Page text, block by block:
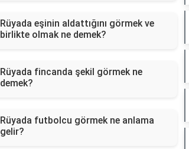
Rüyada eşinin aldattığını görmek ve
birlikte olmak ne demek?
Rüyada fincanda şekil görmek ne
demek?
Rüyada futbolcu görmek ne anlama
gelir?